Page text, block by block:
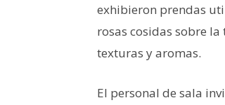
exhibieron prendas
rosas cosidas sobre
texturas y aromas.
El personal de sala